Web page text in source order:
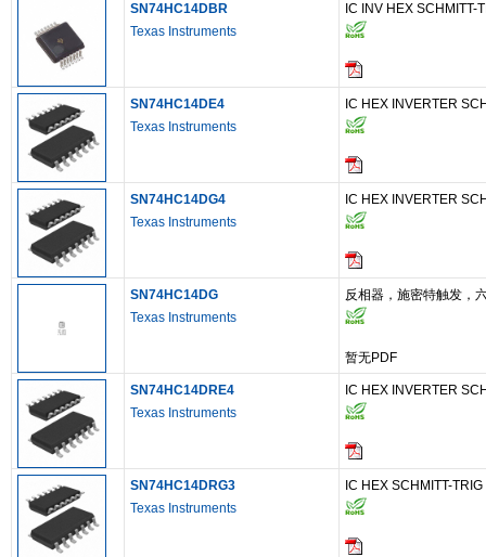
SN74HC14DBR
Texas Instruments
IC INV HEX SCHMITT-
SN74HC14DE4
Texas Instruments
IC HEX INVERTER
SN74HC14DG4
Texas Instruments
IC HEX INVERTER
SN74HC14DG
Texas Instruments
反相器，施密特触发，
暂无PDF
SN74HC14DRE4
Texas Instruments
IC HEX INVERTER
SN74HC14DRG3
Texas Instruments
IC HEX SCHMITT-